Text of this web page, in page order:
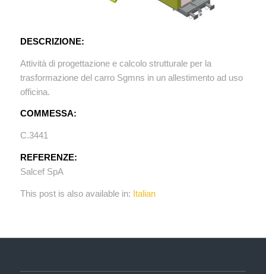
DESCRIZIONE:
Attività di progettazione e calcolo strutturale per la
trasformazione del carro Sgmns in un allestimento ad uso
officina.
COMMESSA:
C.3441
REFERENZE:
Salcef SpA
This post is also available in: Italian